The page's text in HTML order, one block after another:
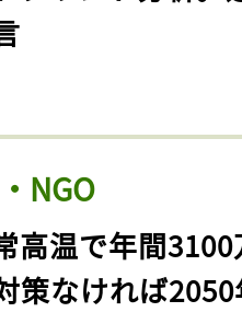
NGO
高温で年間
策なければ